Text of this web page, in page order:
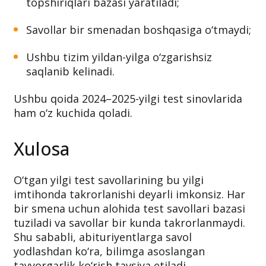
Savollar bir smenadan boshqasiga o‘tmaydi;
Ushbu tizim yildan-yilga o‘zgarishsiz
saqlanib kelinadi.
Ushbu qoida 2024–2025-yilgi test sinovlarida
ham o‘z kuchida qoladi.
Xulosa
O‘tgan yilgi test savollarining bu yilgi
imtihonda takrorlanishi deyarli imkonsiz. Har
bir smena uchun alohida test savollari bazasi
tuziladi va savollar bir kunda takrorlanmaydi.
Shu sababli, abituriyentlarga savol
yodlashdan ko‘ra, bilimga asoslangan